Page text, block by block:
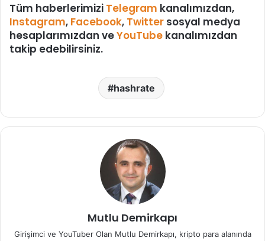
Tüm haberlerimizi Telegram kanalımızdan,
Instagram, Facebook, Twitter sosyal medya
hesaplarımızdan veYouTube kanalımızdan
takip edebilirsiniz.
hashrate
Mutlu Demirkapı
Girişimci ve YouTuber Olan Mutlu Demirkapı, kripto para alanında